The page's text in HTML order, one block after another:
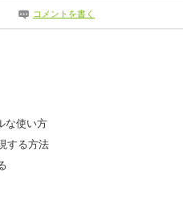
コメントを書く
な使い方
する方法